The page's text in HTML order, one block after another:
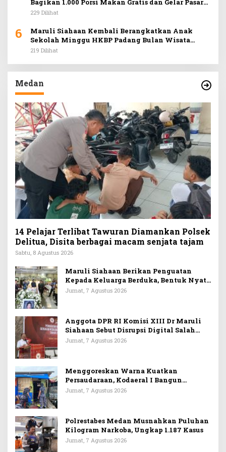
Bagikan 1.000 Porsi Makan Gratis dan Gelar Pasar
Murah di Car Free Day Medan
229 Dilihat
6
Maruli Siahaan Kembali Berangkatkan Anak
Sekolah Minggu HKBP Padang Bulan Wisata
Rohani ke Hill Park
219 Dilihat
Medan
14 Pelajar Terlibat Tawuran Diamankan Polsek
Delitua, Disita berbagai macam senjata tajam
Sabtu, 8 Agustus 2026
Maruli Siahaan Berikan Penguatan
Kepada Keluarga Berduka, Bentuk Nyata
Arti Persahabatan
Jumat, 7 Agustus 2026
Anggota DPR RI Komisi XIII Dr Maruli
Siahaan Sebut Disrupsi Digital Salah
Satu Tantangan Dalam Memperkuat
Jumat, 7 Agustus 2026
Menggoreskan Warna Kuatkan
Persaudaraan, Kodaeral I Bangun
Kedekatan Dengan Masyarakat Pesisir
Jumat, 7 Agustus 2026
Polrestabes Medan Musnahkan Puluhan
Kilogram Narkoba, Ungkap 1.187 Kasus
Jumat, 7 Agustus 2026